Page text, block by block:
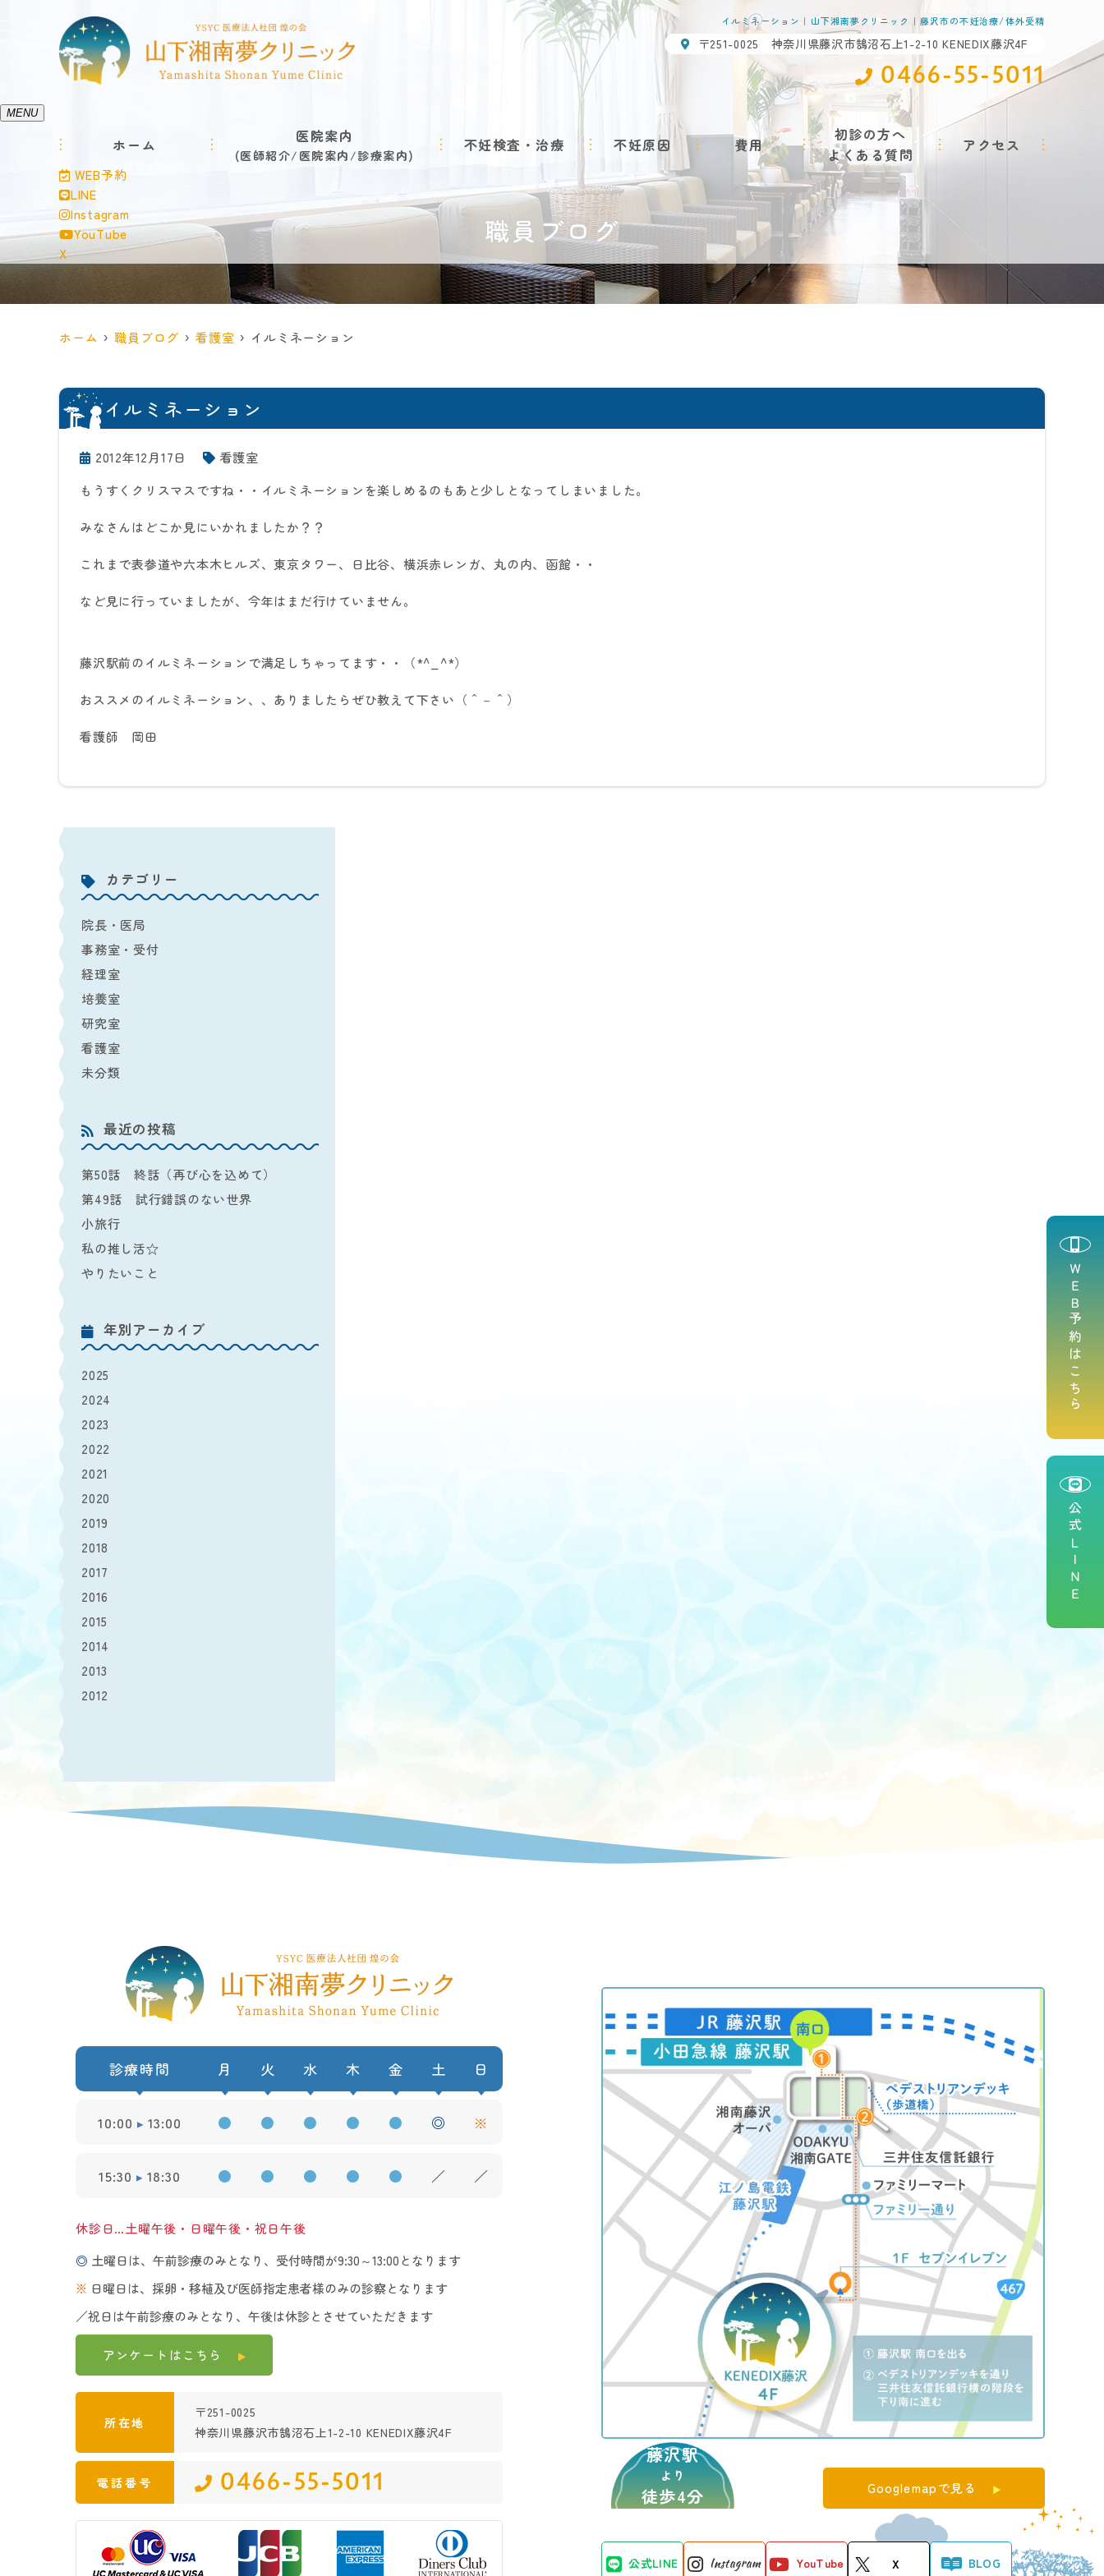
イルミネーション｜山下湘南夢クリニック｜藤沢市の不妊治療/体外受精
〒251-0025 神奈川県藤沢市鵠沼石上1-2-10 KENEDIX藤沢4F
0466-55-5011
MENU
ホーム 医院案内
医師紹介 医院案内 診療案内
不妊検査・治療 不妊原因 費用
初診の方へ
よくある質問
アクセス
WEB予約
LINE
Instagram
YouTube
X
ＷＥＢ予約はこちら
公式ＬＩＮＥ
職員ブログ
ホーム 職員ブログ 看護室 イルミネーション
イルミネーション
2012年12月17日
看護室
もうすくクリスマスですね・・イルミネーションを楽しめるのもあと少しとなってしまいました。
みなさんはどこか見にいかれましたか？？
これまで表参道や六本木ヒルズ、東京タワー、日比谷、横浜赤レンガ、丸の内、函館・・
など見に行っていましたが、今年はまだ行けていません。
藤沢駅前のイルミネーションで満足しちゃってます・・（*^_^*）
おススメのイルミネーション、、ありましたらぜひ教えて下さい（＾－＾）
看護師 岡田
カテゴリー
院長・医局
事務室・受付
経理室
培養室
研究室
看護室
未分類
最近の投稿
第50話 終話（再び心を込めて）
第49話 試行錯誤のない世界
小旅行
私の推し活☆
やりたいこと
年別アーカイブ
2025
2024
2023
2022
2021
2020
2019
2018
2017
2016
2015
2014
2013
2012
診療時間 月 火 水 木 金 土 日
10:00 13:00 ● ● ● ● ● ◎ ※
15:30 18:30 ● ● ● ● ● ／ ／
休診日…土曜午後・日曜午後・祝日午後
◎ 土曜日は、午前診療のみとなり、受付時間が9:30～13:00となります
※ 日曜日は、採卵・移植及び医師指定患者様のみの診察となります
／祝日は午前診療のみとなり、午後は休診とさせていただきます
アンケートは こちら
所在地
〒251-0025
神奈川県藤沢市鵠沼石上1-2-10 KENEDIX藤沢4F
電話番号 0466-55-5011
藤沢駅
より
徒歩4分 Googlemapで見る
公式LINE Instagram YouTube X BLOG